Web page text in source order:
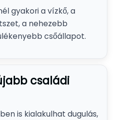
gyakori a vízkő, a
a nehezebb
csőállapot.
családi
is kialakulhat dugulás,